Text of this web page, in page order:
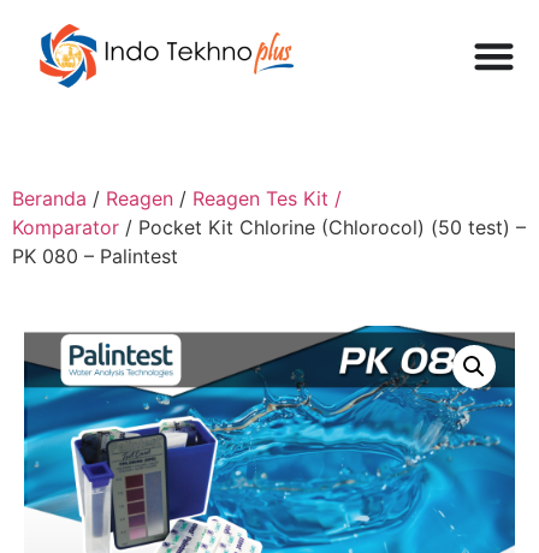
Beranda / Reagen / Reagen Tes Kit /
Komparator / Pocket Kit Chlorine (Chlorocol) (50 test) –
PK 080 – Palintest